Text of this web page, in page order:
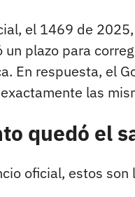
el 1469 de 2025,
un plazo para
En respuesta, el
las
quedó el
oficial, estos